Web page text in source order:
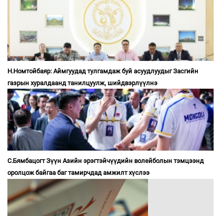
Н.Номтойбаяр: Аймгуудад тулгамдаж буй асуудлуудыг Засгийн
газрын хуралдаанд танилцуулж, шийдвэрлүүлнэ
С.Бямбацогт Зүүн Азийн эрэгтэйчүүдийн волейболын тэмцээнд
оролцож байгаа баг тамирчдад амжилт хүслээ